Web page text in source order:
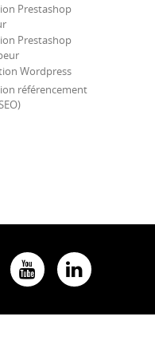
Prestashop
Prestashop
Wordpress
référencement